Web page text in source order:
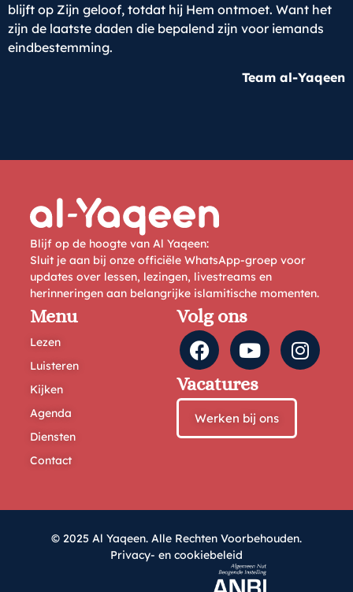
blijft op Zijn geloof, totdat hij Hem ontmoet. Want het
zijn de laatste daden die bepalend zijn voor iemands
eindbestemming.
Team al-Yaqeen
Blijf op de hoogte van Al Yaqeen:
Sluit je aan bij onze officiële WhatsApp-groep voor
updates over lessen, lezingen, livestreams en
herinneringen aan belangrijke islamitische momenten.
Menu
Lezen
Luisteren
Kijken
Agenda
Diensten
Contact
Volg ons
Vacatures
Werken bij ons
© 2025 Al Yaqeen. Alle Rechten Voorbehouden.
Privacy- en cookiebeleid